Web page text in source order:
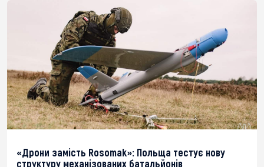
«Дрони замість Rosomak»: Польща тестує нову
структуру механізованих батальйонів